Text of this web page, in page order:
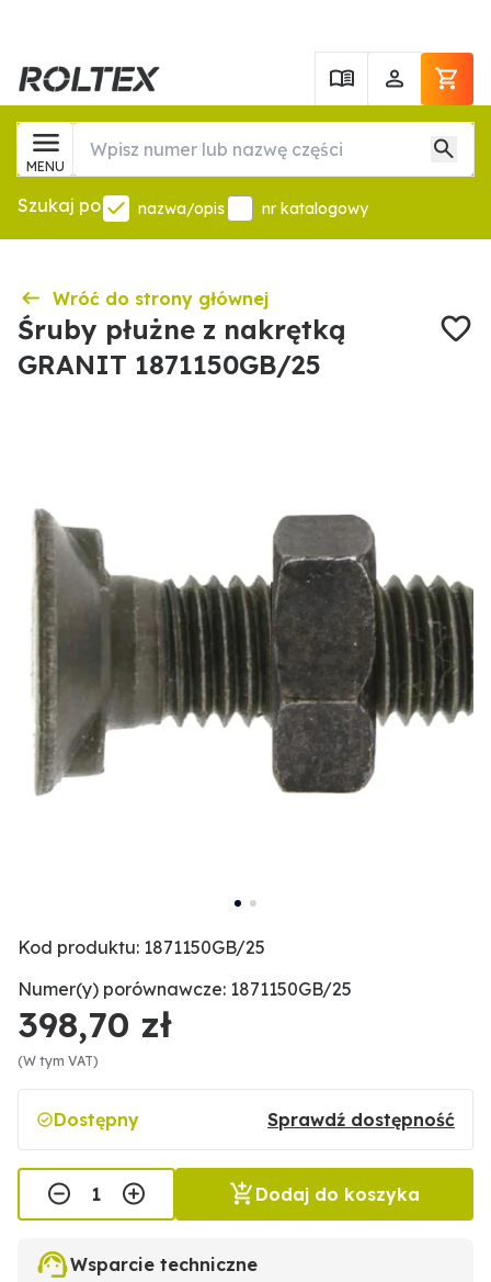
MENU
Szukaj po nazwa/opis nr katalogowy
Wróć do strony głównej
Śruby płużne z nakrętką
GRANIT 1871150GB/25
Kod produktu: 1871150GB/25
Numer(y) porównawcze: 1871150GB/25
398,70 zł
(W tym VAT)
Dostępny Sprawdź dostępność
Dodaj do koszyka
Wsparcie techniczne